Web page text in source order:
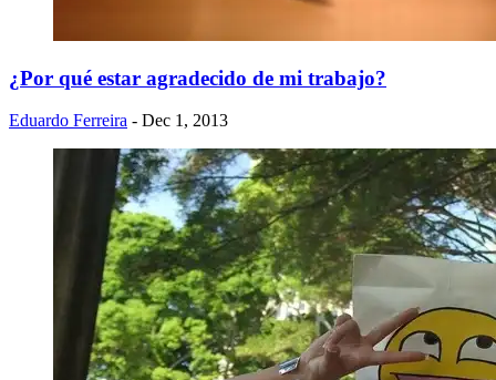
¿Por qué estar agradecido de mi trabajo?
Eduardo Ferreira - Dec 1, 2013